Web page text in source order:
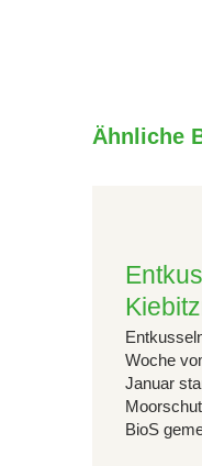
Ähnliche
Woche
Januar
BioS